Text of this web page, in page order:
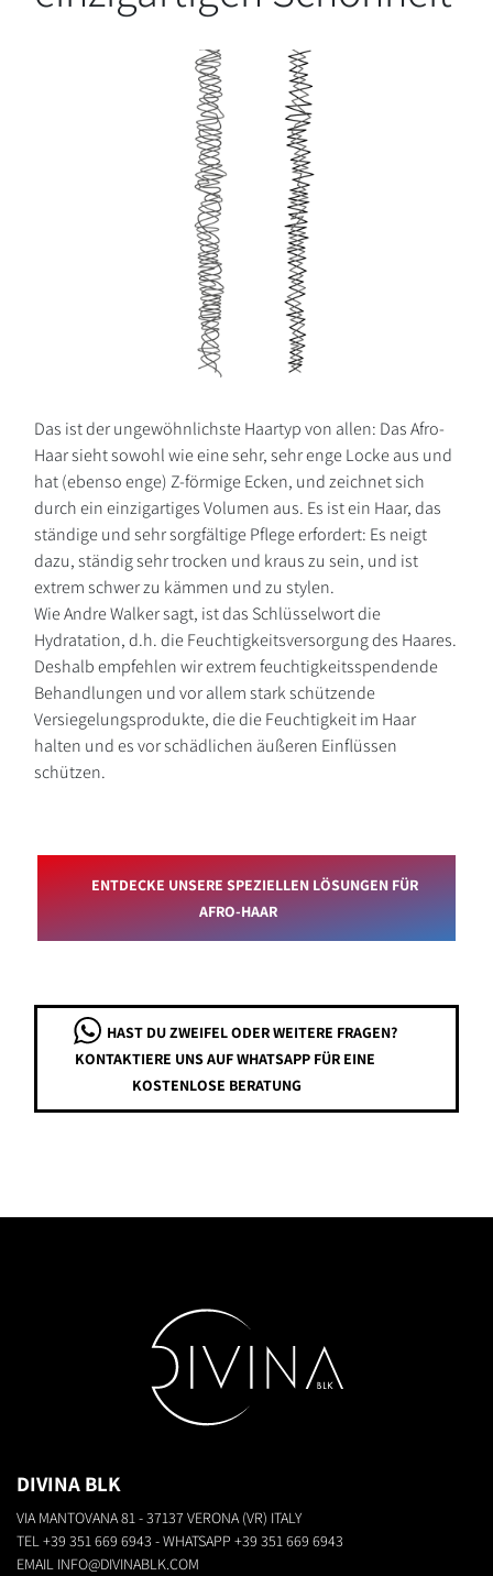
Das ist der ungewöhnlichste Haartyp von allen: Das Afro-
Haar sieht sowohl wie eine sehr, sehr enge Locke aus und
hat (ebenso enge) Z-förmige Ecken, und zeichnet sich
durch ein einzigartiges Volumen aus. Es ist ein Haar, das
ständige und sehr sorgfältige Pflege erfordert: Es neigt
dazu, ständig sehr trocken und kraus zu sein, und ist
extrem schwer zu kämmen und zu stylen.
Wie Andre Walker sagt, ist das Schlüsselwort die
Hydratation, d.h. die Feuchtigkeitsversorgung des Haares.
Deshalb empfehlen wir extrem feuchtigkeitsspendende
Behandlungen und vor allem stark schützende
Versiegelungsprodukte, die die Feuchtigkeit im Haar
halten und es vor schädlichen äußeren Einflüssen
schützen.
ENTDECKE UNSERE SPEZIELLEN LÖSUNGEN FÜR
AFRO-HAAR
HAST DU ZWEIFEL ODER WEITERE FRAGEN?
KONTAKTIERE UNS AUF WHATSAPP FÜR EINE
KOSTENLOSE BERATUNG
DIVINA BLK
VIA MANTOVANA 81 - 37137 VERONA (VR) ITALY
TEL+39 351 669 6943 - WHATSAPP +39 351 669 6943
EMAIL INFO@DIVINABLK.COM